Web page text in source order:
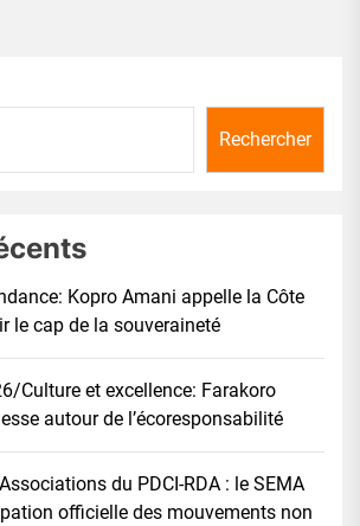
Rechercher
Kopro Amani appelle la Côte
le cap de la souveraineté
Culture et excellence: Farakoro
autour de l’écoresponsabilité
du PDCI-RDA : le SEMA
officielle des mouvements non